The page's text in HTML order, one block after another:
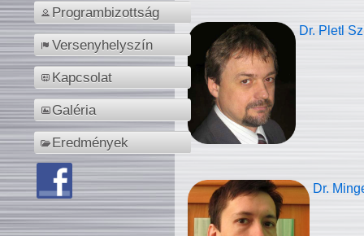
Programbizottság
Versenyhelyszín
Kapcsolat
Galéria
Eredmények
Dr. Pletl
Dr.